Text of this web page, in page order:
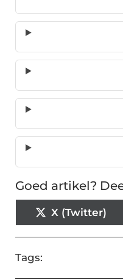
Goed artikel?
X (Twitter)
Tags: